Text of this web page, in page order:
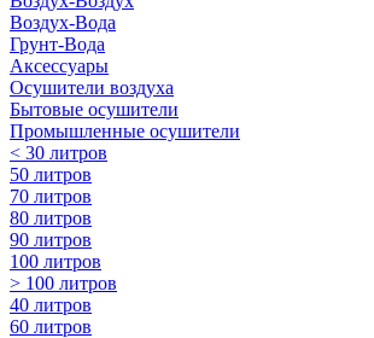
Воздух-Вода
Грунт-Вода
Аксессуары
Осушители воздуха
Бытовые осушители
Промышленные осушители
< 30 литров
50 литров
70 литров
80 литров
90 литров
100 литров
> 100 литров
40 литров
60 литров